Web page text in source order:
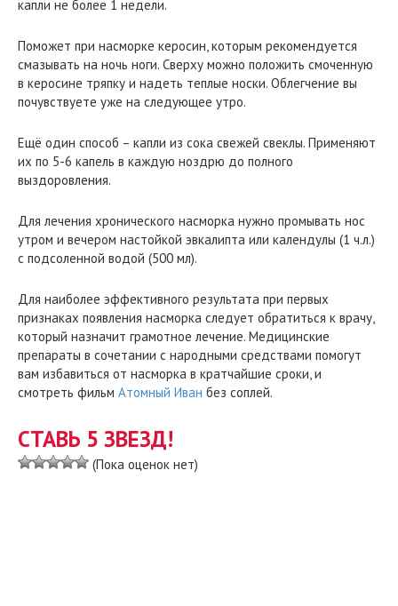
капли не более 1 недели.
Поможет при насморке керосин, которым рекомендуется
смазывать на ночь ноги. Сверху можно положить смоченную
в керосине тряпку и надеть теплые носки. Облегчение вы
почувствуете уже на следующее утро.
Ещё один способ – капли из сока свежей свеклы. Применяют
их по 5-6 капель в каждую ноздрю до полного
выздоровления.
Для лечения хронического насморка нужно промывать нос
утром и вечером настойкой эвкалипта или календулы (1 ч.л.)
с подсоленной водой (500 мл).
Для наиболее эффективного результата при первых
признаках появления насморка следует обратиться к врачу,
который назначит грамотное лечение. Медицинские
препараты в сочетании с народными средствами помогут
вам избавиться от насморка в кратчайшие сроки, и
смотреть фильм Атомный Иван без соплей.
СТАВЬ 5 ЗВЕЗД!
(Пока оценок нет)